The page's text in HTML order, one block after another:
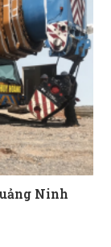
Ninh